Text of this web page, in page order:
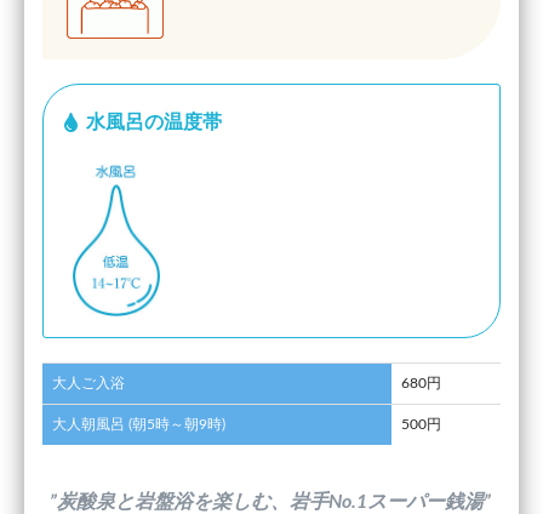
水風呂の温度帯
大人ご入浴 680円
大人朝風呂 (朝5時～朝9時) 500円
”炭酸泉と岩盤浴を楽しむ、岩手No.1スーパー銭湯”